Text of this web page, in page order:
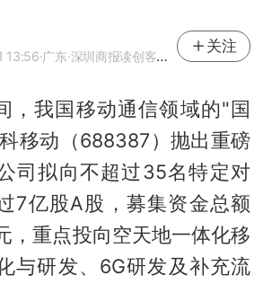
13:56·广东·深圳商报读创客户端官方账号
关注
，我国移动通信领域的"国
移动（688387）抛出重磅
司拟向不超过35名特定对
7亿股A股，募集资金总额
，重点投向空天地一体化移
与研发、6G研发及补充流